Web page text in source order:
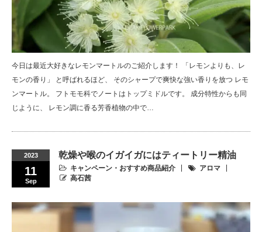
今日は最近大好きなレモンマートルのご紹介します！ 「レモンよりも、レ
モンの香り」 と呼ばれるほど、 そのシャープで爽快な強い香りを放つ レモ
ンマートル。 フトモモ科でノートはトップミドルです。 成分特性からも同
じように、 レモン調に香る芳香植物の中で…
2023
11
Sep
乾燥や喉のイガイガにはティートリー精油
キャンペーン・おすすめ商品紹介
アロマ
高石茜